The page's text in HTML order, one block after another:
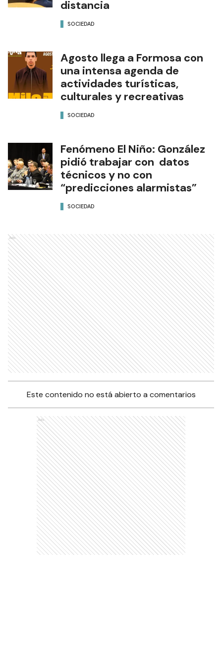
distancia
SOCIEDAD
Agosto llega a Formosa con
una intensa agenda de
actividades turísticas,
culturales y recreativas
SOCIEDAD
Fenómeno El Niño: González
pidió trabajar con datos
técnicos y no con
“predicciones alarmistas”
SOCIEDAD
Ads
Este contenido no está abierto a comentarios
Ads